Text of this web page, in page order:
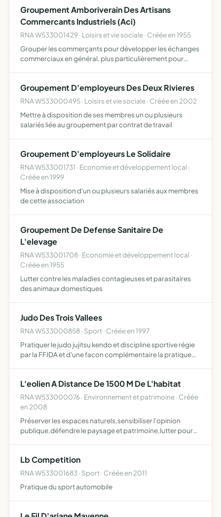
Groupement Amboriverain Des Artisans
Commercants Industriels (Aci)
RNA W533001429 · Loisirs et vie sociale · Créée en 1955
Grouper les commerçants pour développer les échanges
commerciaux en général, plus particulièrement pour
Groupement D'employeurs Des Deux Rivieres
RNA W533000495 · Loisirs et vie sociale · Créée en 2002
Mettre à disposition de ses membres un ou plusieurs
salariés liée au groupement par contrat de travail
Groupement D'employeurs Le Solidaire
RNA W533001731 · Economie et développement local ·
Créée en 1999
Mise à disposition d'un ou plusieurs salariés aux membres
de cette association
Groupement De Defense Sanitaire De
L'elevage
RNA W533001708 · Economie et développement local ·
Créée en 1955
Lutter contre les maladies contagieuses et parasitaires
des animaux domestiques
Judo Des Trois Vallees
RNA W533000858 · Sport · Créée en 1997
Pratiquer le judo jujitsu kendo et discipline sportive régie
par la FFJDA et d'une facon complémentaire la pratique
L'eolien A Distance De 1500 M De L'habitat
RNA W533000076 · Environnement et patrimoine · Créée
en 2008
Préserver les espaces naturels,sensibiliser l'opinion
publique,défendre le paysage et patrimoine,lutter pour
Lb Competition
RNA W533001683 · Sport · Créée en 2011
Pratique du sport automobile